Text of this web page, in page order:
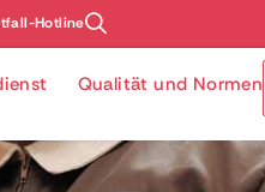
Hotline
Qualität und Normen